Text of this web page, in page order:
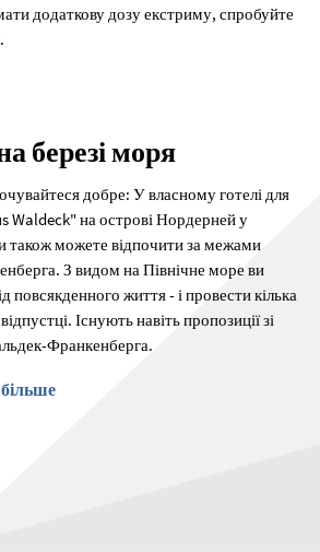
додаткову дозу екстриму, спробуйте
березі моря
добре: У власному готелі для
Waldeck" на острові Нордерней у
також можете відпочити за межами
З видом на Північне море ви
повсякденного життя - і провести кілька
Існують навіть пропозиції зі
Франкенберга.